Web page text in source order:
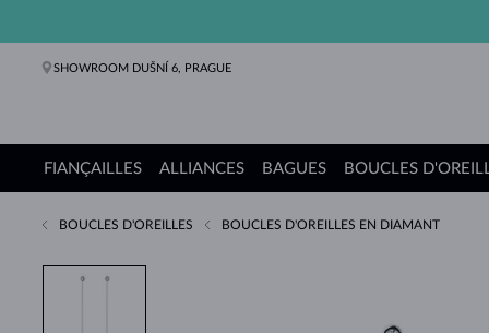
SHOWROOM DUŠNÍ 6, PRAGUE
FIANÇAILLES
Bagues de fiançailles
ALLIANCES
Alliances de mariage
BAGUES
Bagues
BOUCLES
Boucles d'oreilles
Colliers
Bracelets
Perles
Bijoux
Cadeaux
Collections KLENOTA
BOUCLES D'OREILLES BOUCLES D'OREILLES EN DIAMANT